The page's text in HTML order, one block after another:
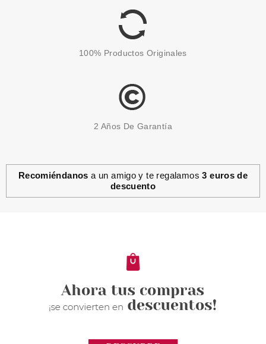
100% Productos Originales
2 Años De Garantía
Recomiéndanos a un amigo y te regalamos3 euros de
descuento